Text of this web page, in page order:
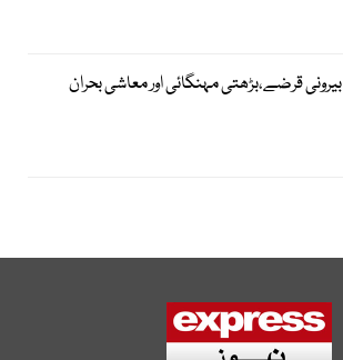
بیرونی قرضے،بڑھتی مہنگائی اور معاشی بحران